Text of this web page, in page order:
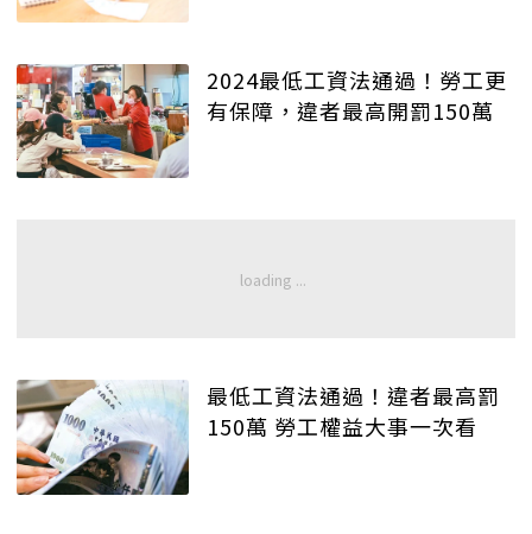
2024最低工資法通過！勞工更
有保障，違者最高開罰150萬
最低工資法通過！違者最高罰
150萬 勞工權益大事一次看